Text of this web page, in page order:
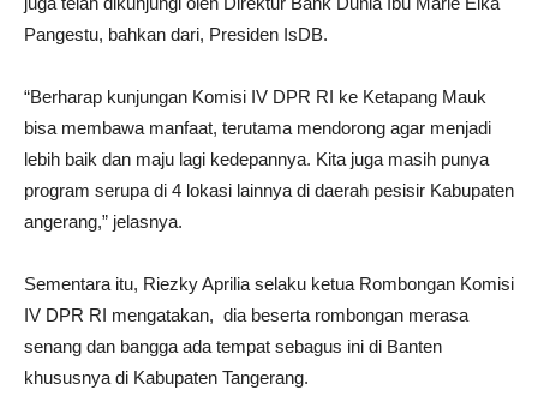
Pangestu, bahkan dari, Presiden IsDB.
“Berharap kunjungan Komisi IV DPR RI ke Ketapang Mauk
bisa membawa manfaat, terutama mendorong agar menjadi
lebih baik dan maju lagi kedepannya. Kita juga masih punya
program serupa di 4 lokasi lainnya di daerah pesisir Kabupaten
angerang,” jelasnya.
Sementara itu, Riezky Aprilia selaku ketua Rombongan Komisi
IV DPR RI mengatakan, dia beserta rombongan merasa
senang dan bangga ada tempat sebagus ini di Banten
khususnya di Kabupaten Tangerang.